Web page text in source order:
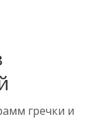
гречки и